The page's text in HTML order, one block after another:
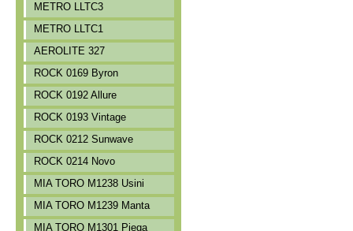
METRO LLTC3
METRO LLTC1
AEROLITE 327
ROCK 0169 Byron
ROCK 0192 Allure
ROCK 0193 Vintage
ROCK 0212 Sunwave
ROCK 0214 Novo
MIA TORO M1238 Usini
MIA TORO M1239 Manta
MIA TORO M1301 Piega